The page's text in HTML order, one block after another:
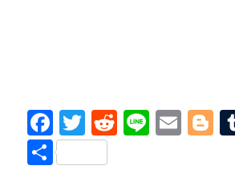
Facebook
Twitter
Reddit
Line
Share